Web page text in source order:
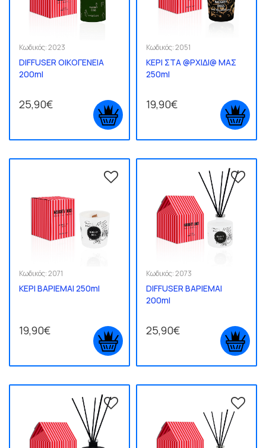
Κωδικός:2023
DIFFUSER ΟΙΚΟΓΕΝΕΙΑ
200ml
25,90€
Κωδικός:2051
ΚΕΡΙ ΣΤΑ @ΡΧΙΔΙ@ ΜΑΣ
250ml
19,90€
Κωδικός:2071
ΚΕΡΙ ΒΑΡΙΕΜΑΙ 250ml
19,90€
Κωδικός:2073
DIFFUSER ΒΑΡΙΕΜΑΙ
200ml
25,90€